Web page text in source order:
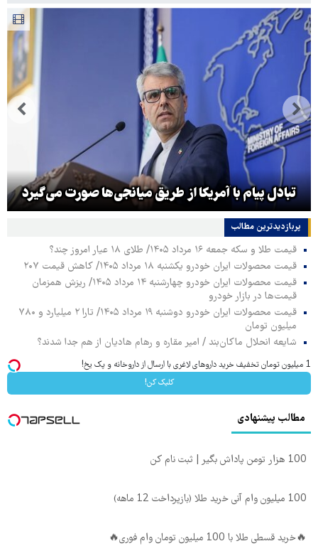
تبادل پیام با آمریکا از طریق میانجی‌ها صورت می‌گیرد
پربازدیدترین‌ مطالب
قیمت طلا و سکه جمعه ۱۶ مرداد ۱۴۰۵/ طلای ۱۸ عیار امروز چند؟
قیمت محصولات ایران خودرو یکشنبه ۱۸ مرداد ۱۴۰۵/ کاهش قیمت ۲۰۷
قیمت محصولات ایران خودرو چهارشنبه ۱۴ مرداد ۱۴۰۵/ ریزش همزمان
قیمت‌ها در بازار خودرو
قیمت محصولات ایران خودرو دوشنبه ۱۹ مرداد ۱۴۰۵/ تارا ۲ میلیارد و ۷۸۰
میلیون تومان
شایعه انحلال ماکان‌بند / امیر مقاره و رهام هادیان از هم جدا شدند؟
1 میلیون تومان تخفیف خرید داروهای لاغری با ارسال از داروخانه و پک یخ!
کلیک کن!
مطالب پیشنهادی
100 هزار تومن پاداش بگیر | ثبت نام کن
100 میلیون وام آنی خرید طلا (بازپرداخت 12 ماهه)
🔥خرید قسطی طلا با 100 میلیون تومان وام فوری🔥